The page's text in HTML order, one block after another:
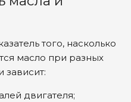
того, насколько
масло при разных
зависит:
двигателя;